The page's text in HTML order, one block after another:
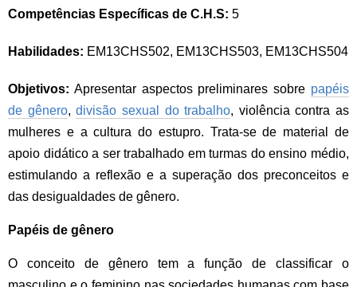
Competências Específicas de C.H.S: 5
Habilidades: EM13CHS502, EM13CHS503, EM13CHS504
Objetivos: Apresentar aspectos preliminares sobre papéis
de gênero,divisão sexual do trabalho, violência contra as
mulheres e a cultura do estupro. Trata-se de material de
apoio didático a ser trabalhado em turmas do ensino médio,
estimulando a reflexão e a superação dos preconceitos e
das desigualdades de gênero.
Papéis de gênero
O conceito de gênero tem a função de classificar o